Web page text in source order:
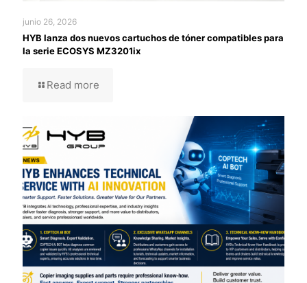
junio 26, 2026
HYB lanza dos nuevos cartuchos de tóner compatibles para
la serie ECOSYS MZ3201ix
Read more